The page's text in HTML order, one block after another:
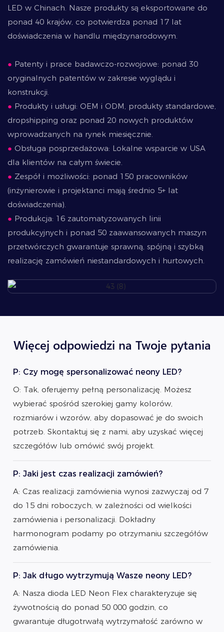
LED w Chinach. Nasze produkty są eksportowane do
ponad 40 krajów, co potwierdza ponad 17 lat
doświadczenia w handlu międzynarodowym.
● Patenty i prace badawczo-rozwojowe: ponad 30
oryginalnych patentów w zakresie wyglądu i
konstrukcji.
● Produkty i usługi: OEM i ODM, produkty standardowe,
dropshipping oraz ponad 20 nowych produktów
wprowadzanych na rynek miesięcznie.
● Obsługa posprzedażowa: Lokalne wsparcie w USA
dla klientów na całym świecie.
● Zespół i możliwości: ponad 150 pracowników
(inżynierowie i projektanci mają średnio 5+ lat
doświadczenia).
● Produkcja: 16 zautomatyzowanych linii
produkcyjnych i ponad 50 zaawansowanych maszyn
przetwórczych gwarantuje sprawną, spójną i szybką
realizację zamówień niestandardowych i hurtowych.
Więcej odpowiedzi na Twoje pytania
P: Czy mogę spersonalizować neony LED?
O: Tak, oferujemy pełną personalizację. Możesz
wybierać spośród szerokiej gamy kolorów,
rozmiarów i wzorów, aby dopasować je do swoich
potrzeb. Skontaktuj się z nami, aby uzyskać więcej
szczegółów lub omówić swój projekt.
P: Jaki jest czas realizacji zamówień?
A: Czas realizacji zamówienia wynosi zazwyczaj od 7
do 15 dni roboczych, w zależności od wielkości
zamówienia i personalizacji. Dokładny
harmonogram podamy po otrzymaniu szczegółów
zamówienia.
P: Jak długo wytrzymują Wasze neony LED?
A: Nasza dioda LED Neon Flex charakteryzuje się
żywotnością do ponad 50 000 godzin, co
gwarantuje długotrwałą wytrzymałość zarówno w